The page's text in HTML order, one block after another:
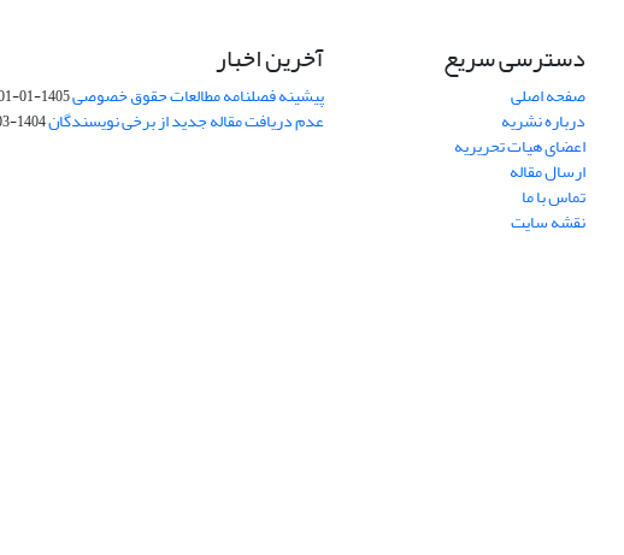
دسترسی سریع
صفحه اصلی
درباره نشریه
اعضای هیات تحریریه
ارسال مقاله
تماس با ما
نقشه سایت
آخرین اخبار
پیشینه فصلنامه مطالعات حقوق خصوصی1405-01-01
عدم دریافت مقاله جدید از برخی نویسندگان1404-03-20